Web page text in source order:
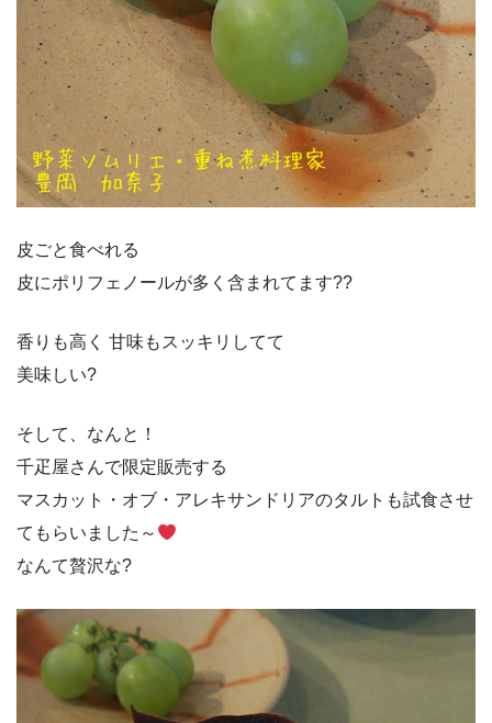
皮ごと食べれる
皮にポリフェノールが多く含まれてます??
香りも高く 甘味もスッキリしてて
美味しい?
そして、なんと！
千疋屋さんで限定販売する
マスカット・オブ・アレキサンドリアのタルトも試食させ
てもらいました～
なんて贅沢な?